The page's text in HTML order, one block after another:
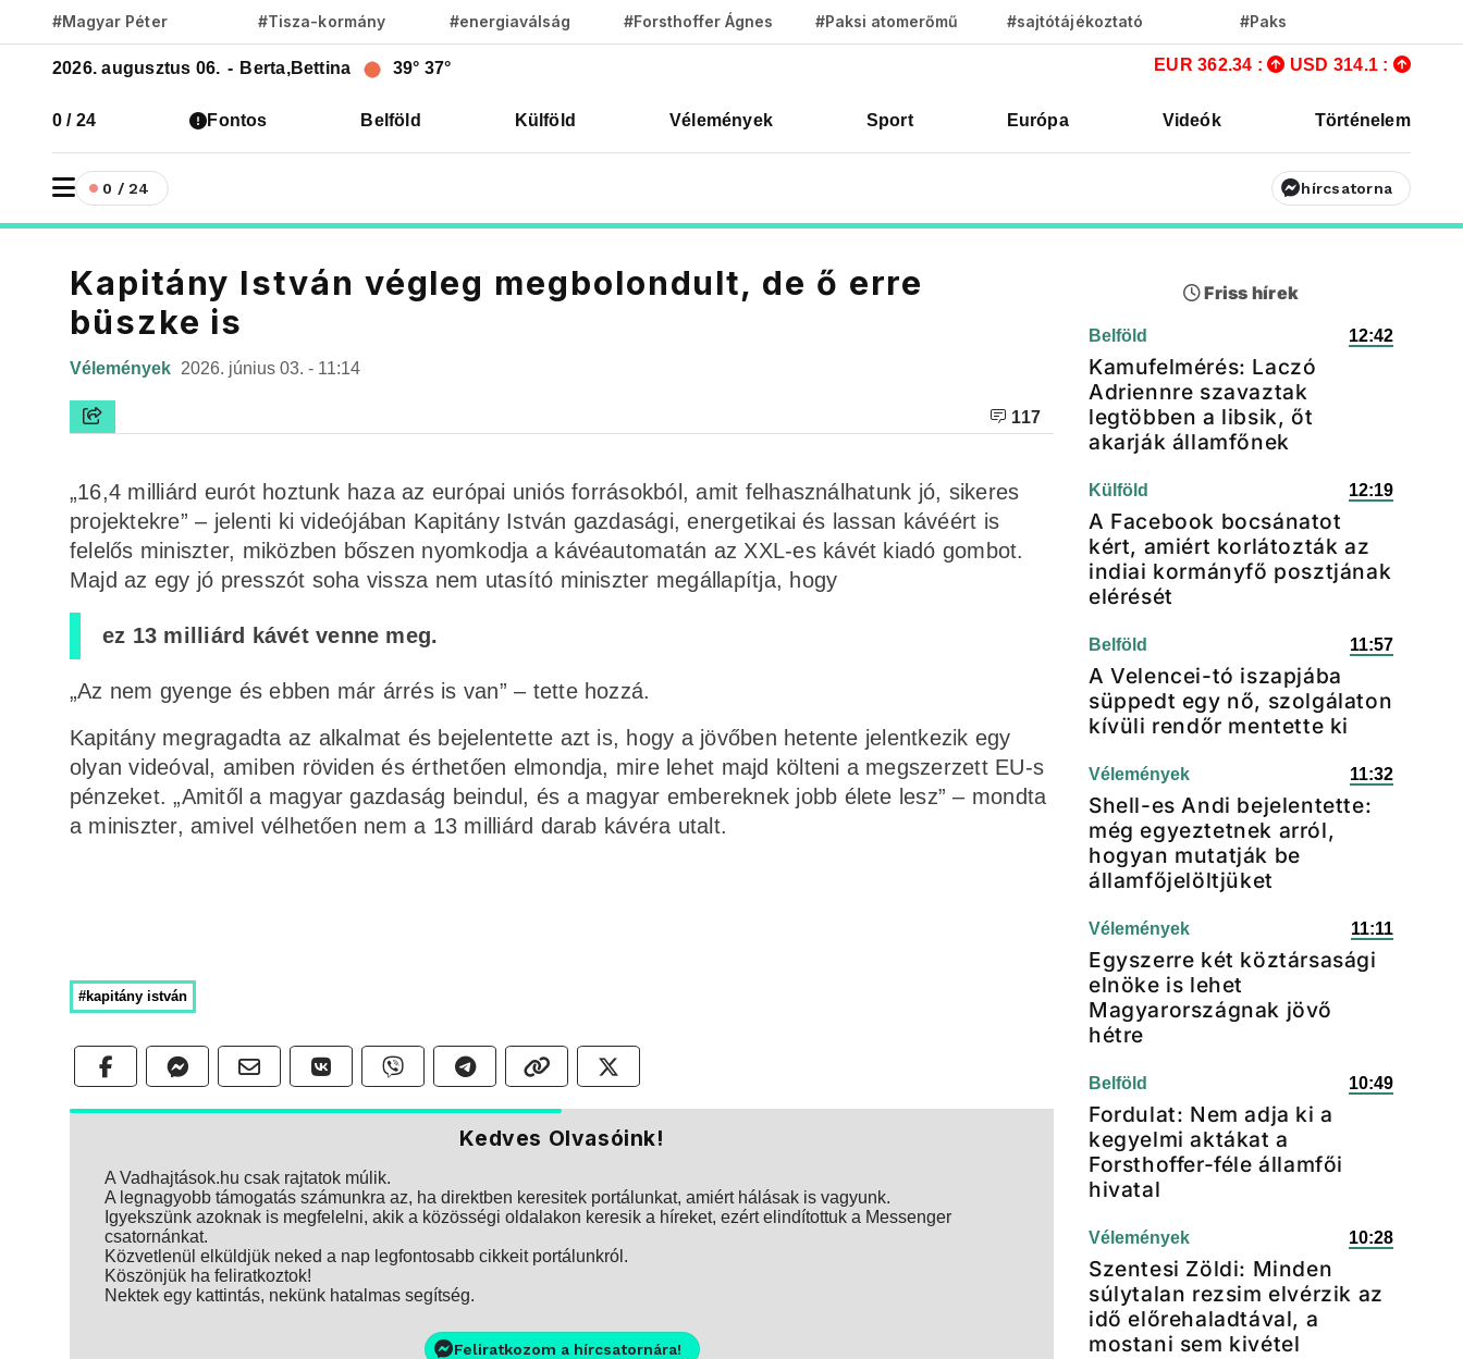
#Magyar Péter #Tisza-kormány #energiaválság #Forsthoffer Ágnes #Paksi atomerőmű #sajtótájékoztató #Paks
2026. augusztus 06. - Berta,Bettina 39° 37° EUR 362.34 : USD 314.1 :
0 / 24 Fontos Belföld Külföld Vélemények Sport Európa Videók Történelem
0 / 24 hírcsatorna
Kapitány István végleg megbolondult, de ő erre
büszke is
Vélemények 2026. június 03. - 11:14
117
„16,4 milliárd eurót hoztunk haza az európai uniós forrásokból, amit felhasználhatunk jó, sikeres
projektekre” – jelenti ki videójában Kapitány István gazdasági, energetikai és lassan kávéért is
felelős miniszter, miközben bőszen nyomkodja a kávéautomatán az XXL-es kávét kiadó gombot.
Majd az egy jó presszót soha vissza nem utasító miniszter megállapítja, hogy
ez 13 milliárd kávét venne meg.
„Az nem gyenge és ebben már árrés is van” – tette hozzá.
Kapitány megragadta az alkalmat és bejelentette azt is, hogy a jövőben hetente jelentkezik egy
olyan videóval, amiben röviden és érthetően elmondja, mire lehet majd költeni a megszerzett EU-s
pénzeket. „Amitől a magyar gazdaság beindul, és a magyar embereknek jobb élete lesz” – mondta
a miniszter, amivel vélhetően nem a 13 milliárd darab kávéra utalt.
#kapitány istván
Kedves Olvasóink!
A Vadhajtások.hu csak rajtatok múlik.
A legnagyobb támogatás számunkra az, ha direktben keresitek portálunkat, amiért hálásak is vagyunk.
Igyekszünk azoknak is megfelelni, akik a közösségi oldalakon keresik a híreket, ezért elindítottuk a Messenger
csatornánkat.
Közvetlenül elküldjük neked a nap legfontosabb cikkeit portálunkról.
Köszönjük ha feliratkoztok!
Nektek egy kattintás, nekünk hatalmas segítség.
Feliratkozom a hírcsatornára!
Friss hírek
Belföld 12:42
Kamufelmérés: Laczó
Adriennre szavaztak
legtöbben a libsik, őt
akarják államfőnek
Külföld 12:19
A Facebook bocsánatot
kért, amiért korlátozták az
indiai kormányfő posztjának
elérését
Belföld 11:57
A Velencei-tó iszapjába
süppedt egy nő, szolgálaton
kívüli rendőr mentette ki
Vélemények 11:32
Shell-es Andi bejelentette:
még egyeztetnek arról,
hogyan mutatják be
államfőjelöltjüket
Vélemények 11:11
Egyszerre két köztársasági
elnöke is lehet
Magyarországnak jövő
hétre
Belföld 10:49
Fordulat: Nem adja ki a
kegyelmi aktákat a
Forsthoffer-féle államfői
hivatal
Vélemények 10:28
Szentesi Zöldi: Minden
súlytalan rezsim elvérzik az
idő előrehaladtával, a
mostani sem kivétel